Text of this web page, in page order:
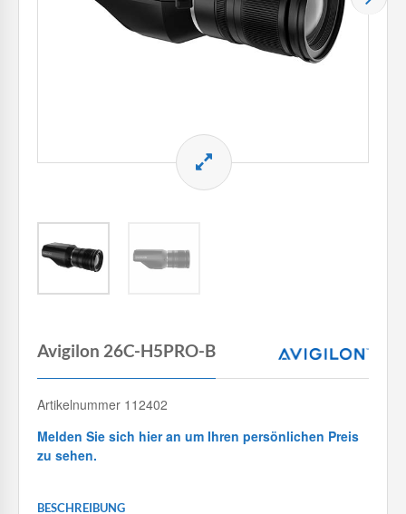
Avigilon 26C-H5PRO-B
Artikelnummer 112402
Melden Sie sich hier an um Ihren persönlichen Preis
zu sehen.
BESCHREIBUNG